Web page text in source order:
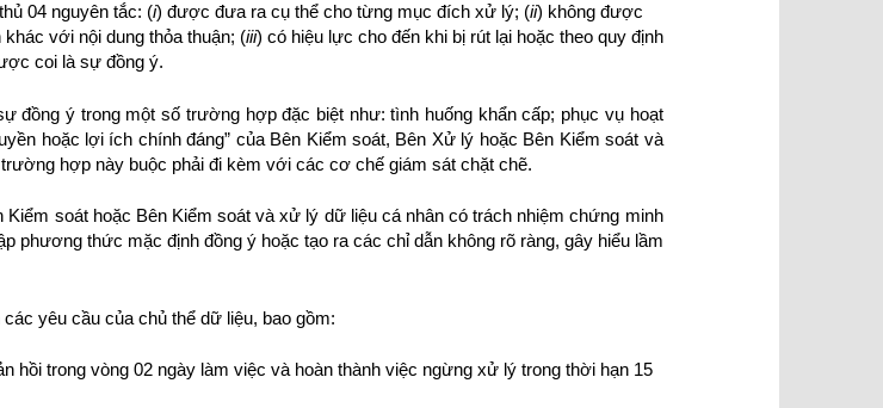
04 nguyên tắc: (i) được đưa ra cụ thể cho từng mục đích xử lý; (ii) không được
với nội dung thỏa thuận; (iii) có hiệu lực cho đến khi bị rút lại hoặc theo quy định
coi là sự đồng ý.
đồng ý trong một số trường hợp đặc biệt như: tình huống khẩn cấp; phục vụ hoạt
hoặc lợi ích chính đáng” của Bên Kiểm soát, Bên Xử lý hoặc Bên Kiểm soát và
hợp này buộc phải đi kèm với các cơ chế giám sát chặt chẽ.
soát hoặc Bên Kiểm soát và xử lý dữ liệu cá nhân có trách nhiệm chứng minh
thức mặc định đồng ý hoặc tạo ra các chỉ dẫn không rõ ràng, gây hiểu lầm
yêu cầu của chủ thể dữ liệu, bao gồm:
hồi trong vòng 02 ngày làm việc và hoàn thành việc ngừng xử lý trong thời hạn 15